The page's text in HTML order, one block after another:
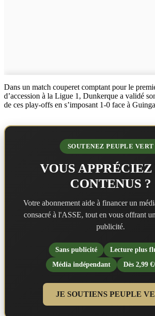
Dans un match couperet comptant pour le
d’accession à la Ligue 1, Dunkerque a validé
de ces play-offs en s’imposant 1-0 face à
SOUTENEZ PEUPLE VERT
VOUS APPRÉCIEZ
CONTENUS ?
Votre abonnement aide à financer un
consacré à l'ASSE, tout en vous offrant
publicité.
Sans publicité
Lecture plus
Média indépendant
Dès 2,99
JE SOUTIENS PEUPLE